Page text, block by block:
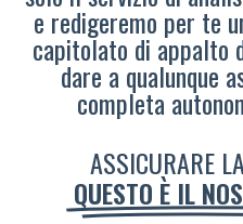
e redigeremo per te
capitolato di appalto
dare a qualunque
completa
ASSICURARE
QUESTO È IL